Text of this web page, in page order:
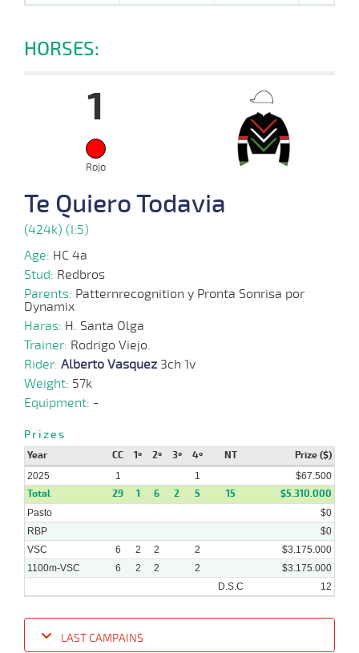
HORSES:
1
Rojo
Te Quiero Todavia
(424k) (I:5)
Age: HC 4a
Stud: Redbros
Parents: Patternrecognition y Pronta Sonrisa por
Dynamix
Haras: H. Santa Olga
Trainer: Rodrigo Viejo.
Rider: Alberto Vasquez 3ch 1v
Weight: 57k
Equipment: -
Prizes
Year CC 1º 2º 3º 4º NT Prize ($)
2025 1 1 $67.500
Total 29 1 6 2 5 15 $5.310.000
Pasto
$0
RBP
$0
VSC
6 2 2 2
$3.175.000
1100m-VSC
6 2 2 2
$3.175.000
D.S.C
12
LAST CAMPAINS